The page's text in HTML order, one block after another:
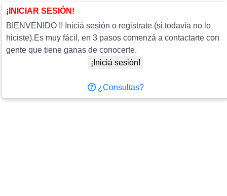
¡INICIAR SESIÓN!
BIENVENIDO !! Iniciá sesión o registrate (si todavía no lo
hiciste).Es muy fácil, en 3 pasos comenzá a contactarte con
gente que tiene ganas de conocerte.
¡Iniciá sesión!
¿Consultas?